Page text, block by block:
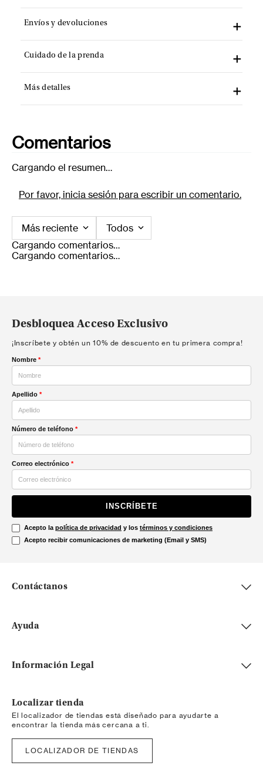
Envíos y devoluciones
Cuidado de la prenda
Más detalles
Comentarios
Cargando el resumen…
Por favor, inicia sesión para escribir un comentario.
Más reciente
Todos
Cargando comentarios…
Cargando comentarios…
Desbloquea Acceso Exclusivo
¡Inscríbete y obtén un 10% de descuento en tu primera compra!
Nombre *
Apellido *
Número de teléfono *
Correo electrónico *
INSCRÍBETE
Acepto la política de privacidad y los términos y condiciones
Acepto recibir comunicaciones de marketing (Email y SMS)
Contáctanos
Ayuda
Información Legal
Localizar tienda
El localizador de tiendas está diseñado para ayudarte a
encontrar la tienda más cercana a ti.
LOCALIZADOR DE TIENDAS